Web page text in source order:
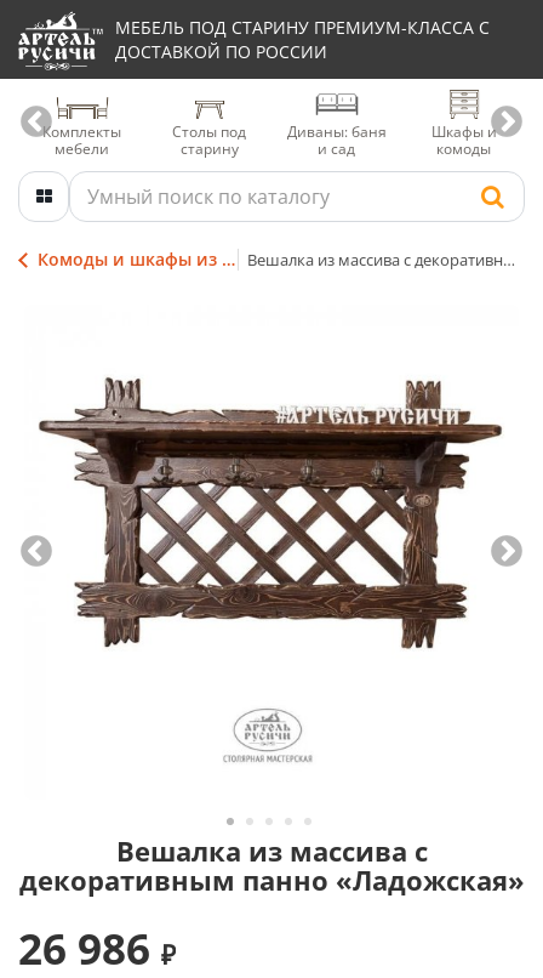
МЕБЕЛЬ ПОД СТАРИНУ ПРЕМИУМ-КЛАССА С
ДОСТАВКОЙ ПО РОССИИ
Комплекты
мебели
Столы под
старину
Диваны: баня
и сад
Шкафы и
комоды
Комоды и шкафы из массива дерева Вешалка из массива с декоративным панно «Ладожская»
Вешалка из массива с
декоративным панно «Ладожская»
26 986